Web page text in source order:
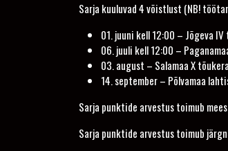
Sarja kuuluvad 4 võistlust (NB!
01. juuni kell 12:00 – Jõgeva
06. juuli kell 12:00 –
03. august – Salamaa X
14. september – Põlvamaa
Sarja punktide arvestus toimub
Sarja punktide arvestus toimub